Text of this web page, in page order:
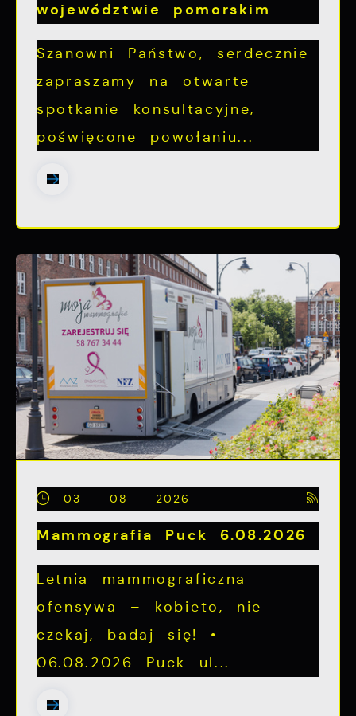
województwie pomorskim
Szanowni Państwo, serdecznie
zapraszamy na otwarte
spotkanie konsultacyjne,
poświęcone powołaniu...
03 - 08 - 2026
Mammografia Puck 6.08.2026
Letnia mammograficzna
ofensywa – kobieto, nie
czekaj, badaj się! •
06.08.2026 Puck ul...